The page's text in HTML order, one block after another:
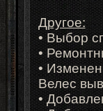
Другое:
• Выбор
•
•
Велес
•